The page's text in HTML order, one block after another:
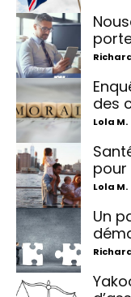
des
Lola M.
pour
Lola M.
Un